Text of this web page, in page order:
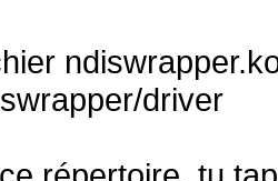
driver